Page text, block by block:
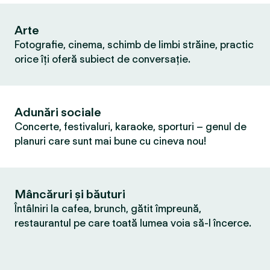
Arte
Fotografie, cinema, schimb de limbi străine, practic
orice îți oferă subiect de conversație.
Adunări sociale
Concerte, festivaluri, karaoke, sporturi – genul de
planuri care sunt mai bune cu cineva nou!
Mâncăruri și băuturi
Întâlniri la cafea, brunch, gătit împreună,
restaurantul pe care toată lumea voia să-l încerce.